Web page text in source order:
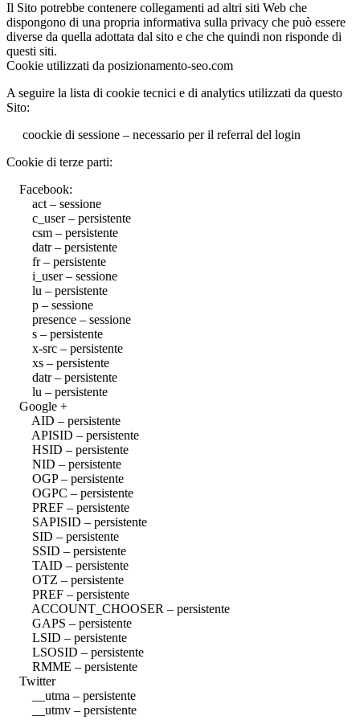
Il Sito potrebbe contenere collegamenti ad altri siti Web che
dispongono di una propria informativa sulla privacy che può essere
diverse da quella adottata dal sito e che che quindi non risponde di
questi siti.
Cookie utilizzati da posizionamento-seo.com
A seguire la lista di cookie tecnici e di analytics utilizzati da questo
Sito:
coockie di sessione – necessario per il referral del login
Cookie di terze parti:
Facebook:
act – sessione
c_user – persistente
csm – persistente
datr – persistente
fr – persistente
i_user – sessione
lu – persistente
p – sessione
presence – sessione
s – persistente
x-src – persistente
xs – persistente
datr – persistente
lu – persistente
Google +
AID – persistente
APISID – persistente
HSID – persistente
NID – persistente
OGP – persistente
OGPC – persistente
PREF – persistente
SAPISID – persistente
SID – persistente
SSID – persistente
TAID – persistente
OTZ – persistente
PREF – persistente
ACCOUNT_CHOOSER – persistente
GAPS – persistente
LSID – persistente
LSOSID – persistente
RMME – persistente
Twitter
__utma – persistente
__utmv – persistente